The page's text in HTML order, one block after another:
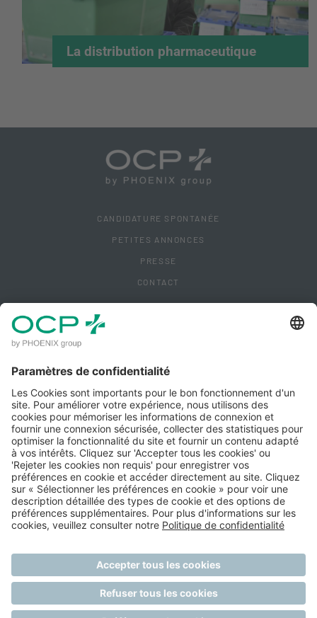
La distribution pharmaceutique
CANDIDATURE SPONTANÉE
PETITES ANNONCES
PRESSE
CONTACT
ACCÈS CLIENT
MENTIONS LÉGALES
POLITIQUE DE CONFIDENTIALITÉ
POLITIQUE QUALITÉ IPM
CONDITIONS GÉNÉRALES D'UTILISATION
GÉRER MES COOKIES